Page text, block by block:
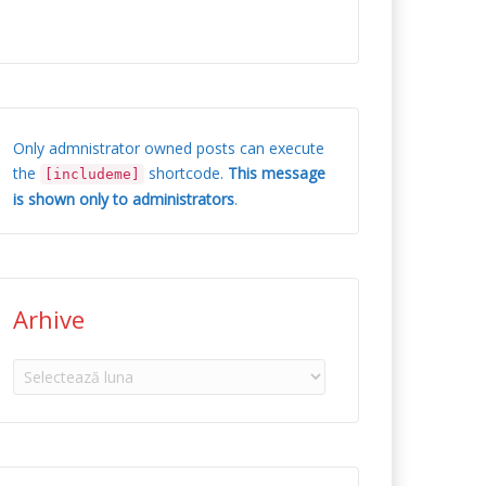
Only admnistrator owned posts can execute
the
[includeme] shortcode. This message
is shown only to administrators.
Arhive
Arhive